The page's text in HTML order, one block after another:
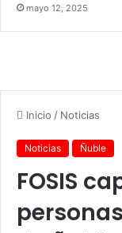
mayo 12, 2025